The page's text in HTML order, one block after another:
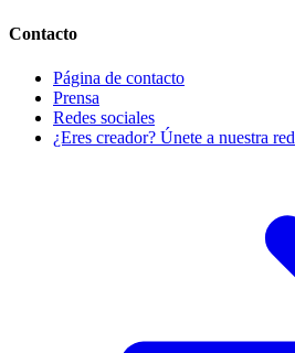
Contacto
Página de contacto
Prensa
Redes sociales
¿Eres creador? Únete a nuestra red